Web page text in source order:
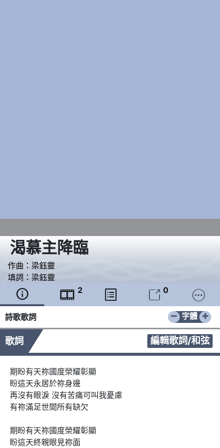
渴慕主降臨
作曲： 梁鈺靈
填詞： 梁鈺靈
  2   0 
詩歌歌詞 − +
字體
歌詞 編輯歌詞/和弦
期盼有天祢國度榮耀彰顯
盼這天永居於祢身邊
再沒有眼淚 沒有苦痛可叫我憂慮
有祢滿足世間所有缺欠
期盼有天祢國度榮耀彰顯
盼這天終親眼見祢面